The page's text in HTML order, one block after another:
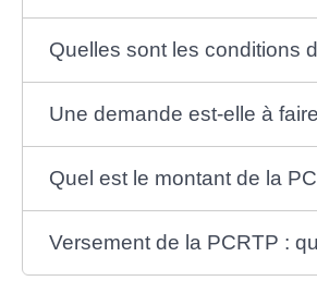
Quelles sont les conditions
Une demande est-elle à
Quel est le montant de la
Versement de la PCRTP :